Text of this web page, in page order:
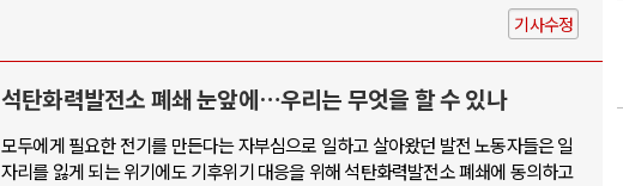
기사수정
석탄화력발전소 폐쇄 눈앞에…우리는 무엇을 할 수 있나
모두에게 필요한 전기를 만든다는 자부심으로 일하고 살아왔던 발전 노동자들은 일
자리를 잃게 되는 위기에도 기후위기 대응을 위해 석탄화력발전소 폐쇄에 동의하고